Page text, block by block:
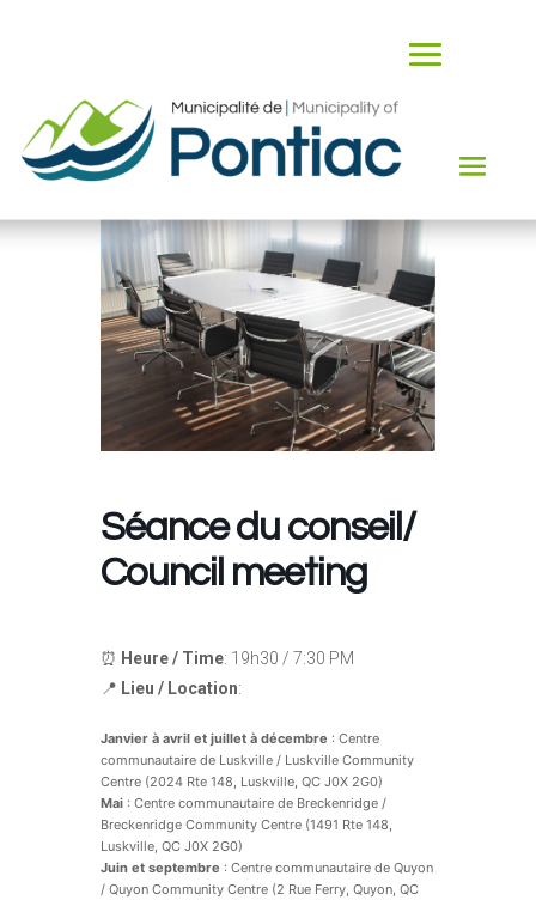
Séance du conseil/
Council meeting
⏰ Heure / Time: 19h30 / 7:30 PM
📍 Lieu / Location:
Janvier à avril et juillet à décembre : Centre
communautaire de Luskville / Luskville Community
Centre (2024 Rte 148, Luskville, QC J0X 2G0)
Mai : Centre communautaire de Breckenridge /
Breckenridge Community Centre (1491 Rte 148,
Luskville, QC J0X 2G0)
Juin et septembre : Centre communautaire de Quyon
/ Quyon Community Centre (2 Rue Ferry, Quyon, QC